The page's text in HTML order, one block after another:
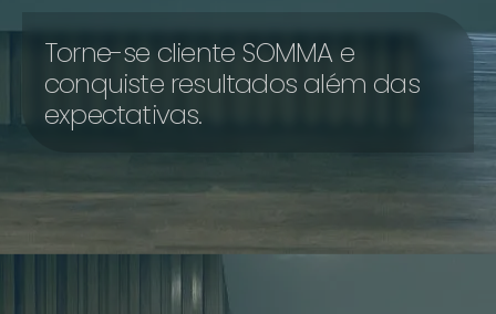
Torne-se cliente SOMMA e
conquiste resultados além das
expectativas.